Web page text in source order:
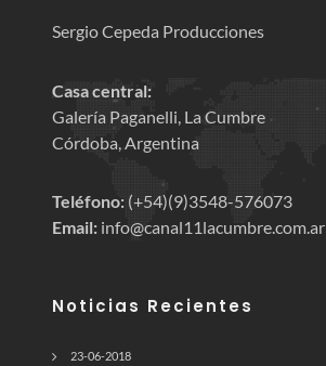
Sergio Cepeda Producciones
Casa central:
Galería Paganelli, La Cumbre
Córdoba, Argentina
Teléfono: (+54)(9)3548-576073
Email: info@canal11lacumbre.com.ar
Noticias Recientes
23-06-2018